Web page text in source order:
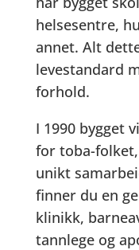
helsesentre,
annet. Alt
levestandard
forhold.
I 1990 bygget
for toba-
unikt
finner du en
klinikk,
tannlege og